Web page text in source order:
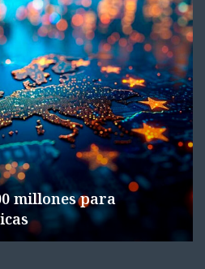
millones para